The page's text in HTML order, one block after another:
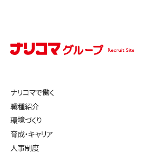
ナリコマで働く
職種紹介
環境づくり
育成・キャリア
人事制度